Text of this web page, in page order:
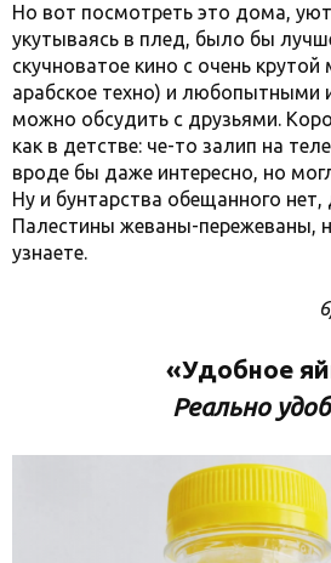
Но вот посмотреть это дома,
укутываясь в плед, было бы
скучноватое кино с очень
арабское техно) и любопытными
можно обсудить с друзьями.
как в детстве: че-то залип на
вроде бы даже интересно, но
Ну и бунтарства обещанного
Палестины жеваны-пережеваны,
узнаете.
«Удобное
Реально